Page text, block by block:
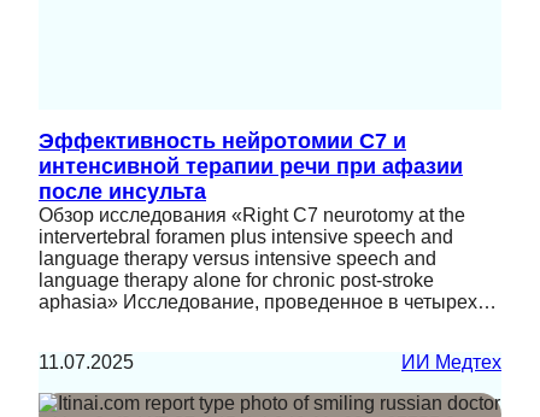
Эффективность нейротомии C7 и
интенсивной терапии речи при афазии
после инсульта
Обзор исследования «Right C7 neurotomy at the
intervertebral foramen plus intensive speech and
language therapy versus intensive speech and
language therapy alone for chronic post-stroke
aphasia» Исследование, проведенное в четырех…
11.07.2025 ИИ Медтех